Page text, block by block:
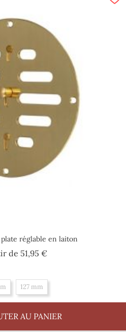
réglable en laiton
de 51,95 €Prix
127 mm
AU PANIER